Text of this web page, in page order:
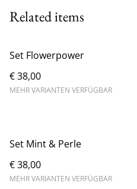
Related items
Set Flowerpower
€ 38,00
MEHR VARIANTEN VERFÜGBAR
Set Mint & Perle
€ 38,00
MEHR VARIANTEN VERFÜGBAR